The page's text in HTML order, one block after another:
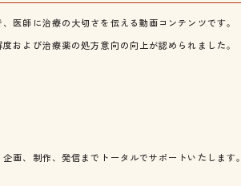
医師に治療の大切さを伝える動画コンテンツです。
および治療薬の処方意向の向上が認められました。
画、制作、発信までトータルでサポートいたします。